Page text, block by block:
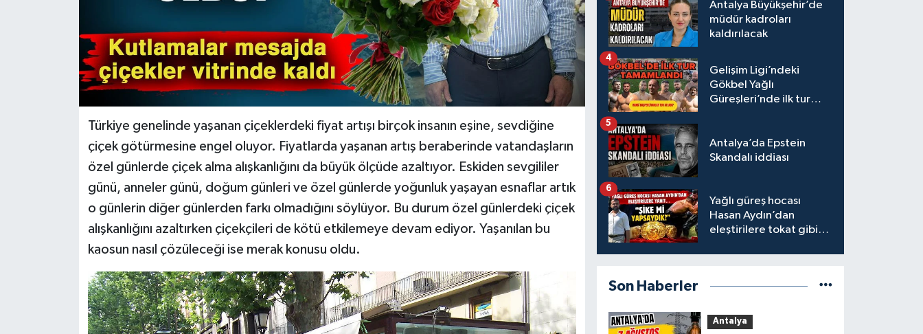
Türkiye genelinde yaşanan çiçeklerdeki fiyat artışı birçok insanın eşine, sevdiğine
çiçek götürmesine engel oluyor. Fiyatlarda yaşanan artış beraberinde vatandaşların
özel günlerde çiçek alma alışkanlığını da büyük ölçüde azaltıyor. Eskiden sevgililer
günü, anneler günü, doğum günleri ve özel günlerde yoğunluk yaşayan esnaflar artık
o günlerin diğer günlerden farkı olmadığını söylüyor. Bu durum özel günlerdeki çiçek
alışkanlığını azaltırken çiçekçileri de kötü etkilemeye devam ediyor. Yaşanılan bu
kaosun nasıl çözüleceği ise merak konusu oldu.
Antalya Büyükşehir’de
müdür kadroları
kaldırılacak
Gelişim Ligi’ndeki
Gökbel Yağlı
Güreşleri’nde ilk tur
4
Antalya’da Epstein
Skandalı iddiası
5
Yağlı güreş hocası
Hasan Aydın’dan
eleştirilere tokat gibi
6
Son Haberler
Antalya